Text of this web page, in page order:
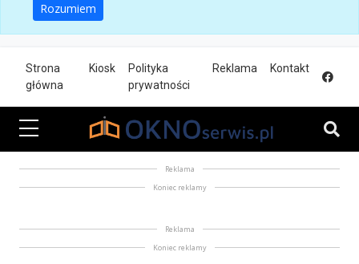
Rozumiem
Strona
główna
Kiosk
Polityka
prywatności
Reklama Kontakt
Reklama
Koniec reklamy
Reklama
Koniec reklamy